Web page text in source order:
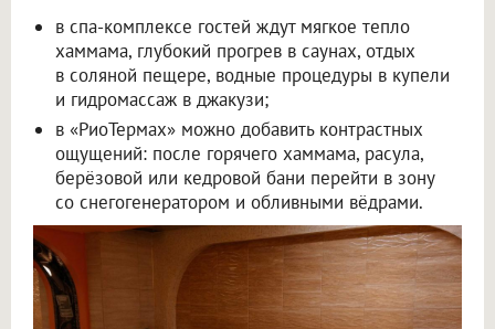
в спа-комплексе гостей ждут мягкое тепло
хаммама, глубокий прогрев в саунах, отдых
в соляной пещере, водные процедуры в купели
и гидромассаж в джакузи;
в «РиоТермах» можно добавить контрастных
ощущений: после горячего хаммама, расула,
берёзовой или кедровой бани перейти в зону
со снегогенератором и обливными вёдрами.